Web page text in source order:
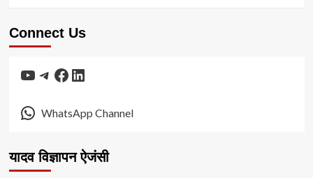
Connect Us
YouTube
Telegram
Facebook
LinkedIn
WhatsApp Channel
यादव विज्ञापन ऐजंसी